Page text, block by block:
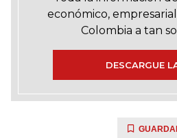
económico,
Colombia a tan
DESCARGUE